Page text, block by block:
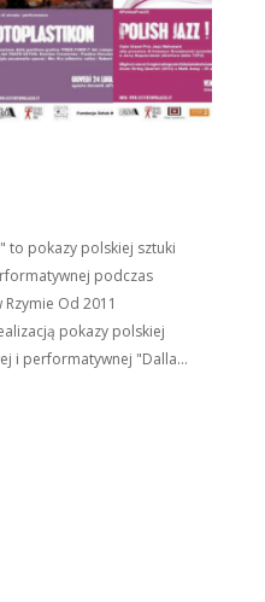
to pokazy polskiej sztuki
podczas
Od 2011
pokazy polskiej
i performatywnej "Dalla...